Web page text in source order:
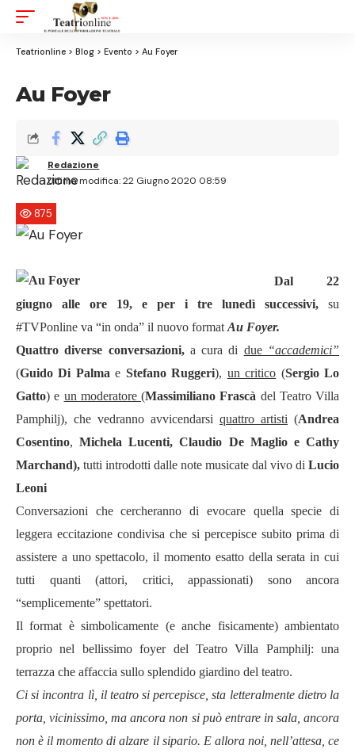
Teatrionline > Blog > Evento > Au Foyer
Au Foyer
Ultima modifica: 22 Giugno 2020 08:59
Redazione
875
Dal 22
giugno alle ore 19, e per i tre lunedì successivi, su
#TVPonline va “in onda” il nuovo format Au Foyer.
Quattro diverse conversazioni,a cura di due “accademici”
(Guido Di Palma e Stefano Ruggeri), un critico (Sergio Lo
Gatto) e un moderatore (Massimiliano Frascà del Teatro Villa
Pamphilj), che vedranno avvicendarsi quattro artisti (Andrea
Cosentino,Michela Lucenti, Claudio De Maglio e Cathy
Marchand), tutti introdotti dalle note musicate dal vivo di Lucio
Leoni
Conversazioni che cercheranno di evocare quella specie di
leggera eccitazione condivisa che si percepisce subito prima di
assistere a uno spettacolo, il momento esatto della serata in cui
tutti quanti (attori, critici, appassionati) sono ancora
“semplicemente” spettatori.
Il format è simbolicamente (e anche fisicamente) ambientato
proprio nel bellissimo foyer del Teatro Villa Pamphilj: una
terrazza che affaccia sullo splendido giardino del teatro.
Ci si incontra lì, il teatro si percepisce, sta letteralmente dietro la
porta, vicinissimo, ma ancora non si può entrare in sala, ancora
non è il momento di alzare il sipario. E allora noi, nell’attesa, ce